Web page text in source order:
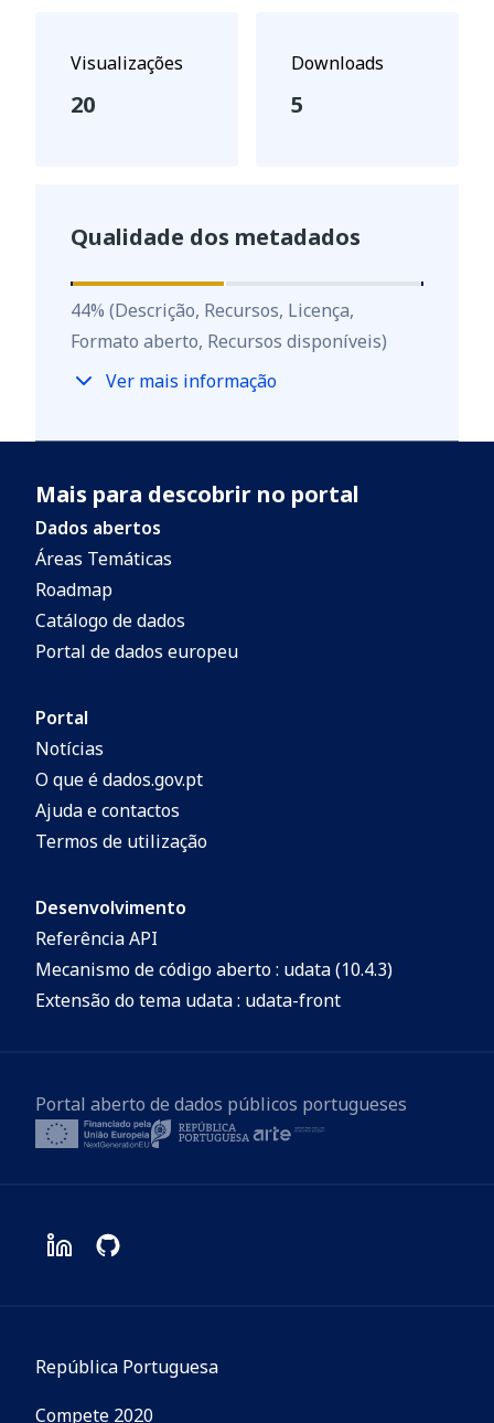
Visualizações
20
Downloads
5
Qualidade dos metadados
44%
44% (Descrição, Recursos, Licença,
Formato aberto, Recursos disponíveis)
Ver mais informação
Mais para descobrir no portal
Dados abertos
Áreas Temáticas
Roadmap
Catálogo de dados
Portal de dados europeu
Portal
Notícias
O que é dados.gov.pt
Ajuda e contactos
Termos de utilização
Desenvolvimento
Referência API
Mecanismo de código aberto : udata (10.4.3)
Extensão do tema udata : udata-front
Portal aberto de dados públicos portugueses
República Portuguesa
Compete 2020